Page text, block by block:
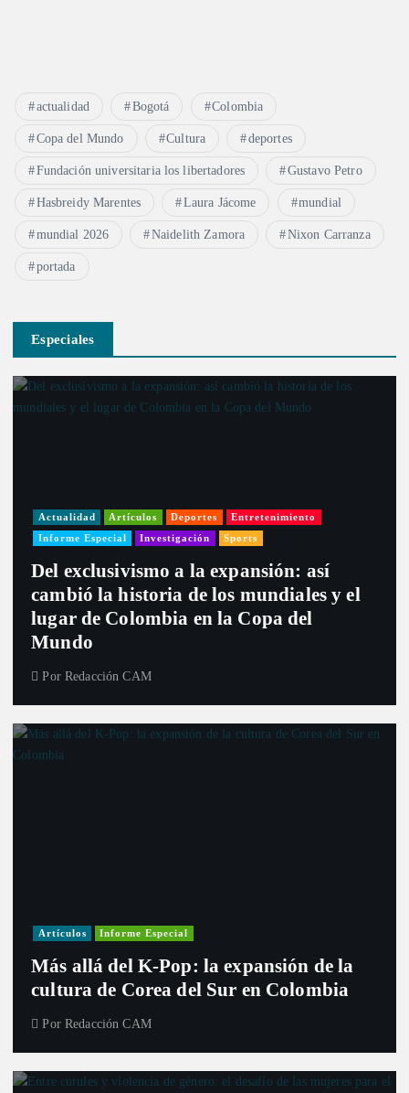
s
actualidad Bogotá Colombia
Copa del Mundo Cultura deportes
Fundación universitaria los libertadores Gustavo Petro
Hasbreidy Marentes Laura Jácome mundial
mundial 2026 Naidelith Zamora Nixon Carranza
portada
Especiales
Actualidad Artículos Deportes Entretenimiento
Informe Especial Investigación Sports
Del exclusivismo a la expansión: así
cambió la historia de los mundiales y el
lugar de Colombia en la Copa del
Mundo
Por Redacción CAM
Artículos Informe Especial
Más allá del K-Pop: la expansión de la
cultura de Corea del Sur en Colombia
Por Redacción CAM